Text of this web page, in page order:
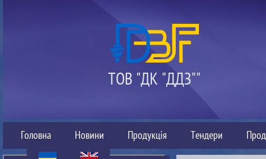
ТОВ "ДК "ДДЗ""
Головна Новини Продукція Тендери